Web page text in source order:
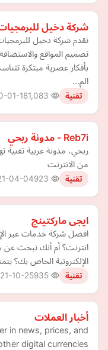
شركة دخيل
تقدم شركة دخيل
تصميم المواقع
بأفكار عصرية مبتكرة
الم…
تقنية 01-18
Reb7i - مدونة ربحي
ربحي، مدونة عربية تقنية
من الانترنت
تقنية 04-04
ايجى ماركتينج
افضل شركة خدمات عبر
انترنت؟ أم أنك تبحث عن
الإلكترونية الخاص بك؟
تقنية 10-25
أخبار العملات
in news, prices, and
digital currencies